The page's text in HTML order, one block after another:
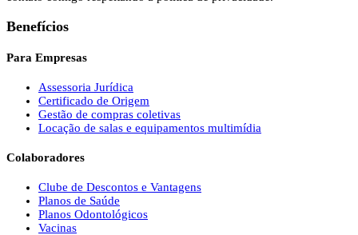
Benefícios
Para Empresas
Assessoria Jurídica
Certificado de Origem
Gestão de compras coletivas
Locação de salas e equipamentos multimídia
Colaboradores
Clube de Descontos e Vantagens
Planos de Saúde
Planos Odontológicos
Vacinas